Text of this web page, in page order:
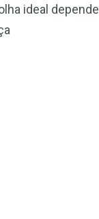
ideal depende